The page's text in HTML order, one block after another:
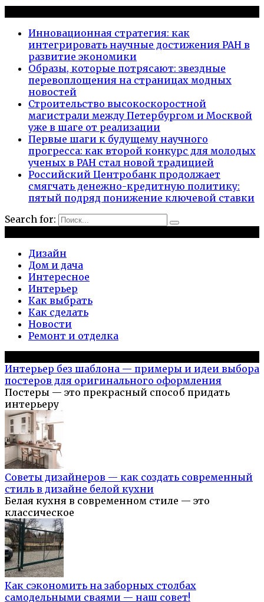
Инновационная стратегия: как
интегрировать научные достижения РАН в
развитие экономики
Образы, которые потрясают: звездные
перевоплощения на страницах модных
новостей
Строительство высокоскоростной
магистрали между Петербургом и Москвой
уже в шаге от реализации
Первые шаги к будущему научного
прогресса: как второй конкурс для молодых
ученых в РАН стал новой традицией
Российский Центробанк продолжает
смягчать денежно-кредитную политику:
пятый подряд понижение ключевой ставки
Search for:
Дизайн
Дом и дача
Интересное
Интерьер
Как выбрать
Как сделать
Новости
Ремонт и отделка
Интерьер без шаблона — примеры и идеи выбора
постеров для оригинального оформления
Постеры — это прекрасный способ придать
интерьеру
Советы дизайнеров — как создать современный
стиль в дизайне белой кухни
Белая кухня в современном стиле — это
классическое
Как сэкономить на заборных столбах
самодельными сваями — наш совет!